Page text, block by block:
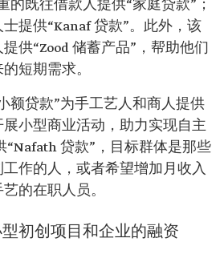
的既往借款人提供“家庭贷款”；
提供“Kanaf 贷款”。此外，该
供“Zood 储蓄产品”，帮助他们
短期需求。
额贷款”为手工艺人和商人提供
小型商业活动，助力实现自主
“Nafath 贷款”，目标群体是那些
作的人，或者希望增加月收入
的在职人员。
初创项目和企业的融资